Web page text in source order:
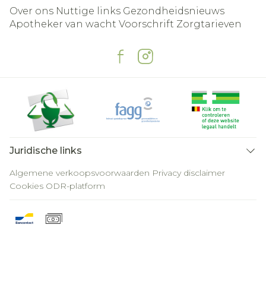
Over ons Nuttige links Gezondheidsnieuws
Apotheker van wacht Voorschrift Zorgtarieven
Juridische links
Algemene verkoopsvoorwaarden Privacy disclaimer
Cookies ODR-platform